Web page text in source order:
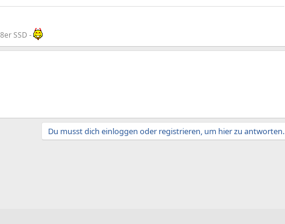
SSD -
Du musst dich einloggen oder registrieren, um hier zu antworten.